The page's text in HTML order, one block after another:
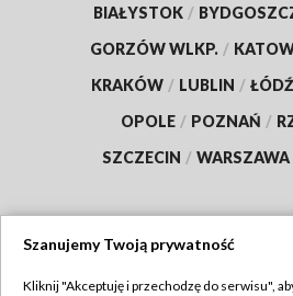
BIAŁYSTOK /
GORZÓW WLKP. /
KRAKÓW / LUBLIN / ŁÓDŹ
OPOLE / POZNAŃ /
SZCZECIN / WARSZAWA
Szanujemy Twoją prywatność
Kliknij "Akceptuję i przechodzę do serwisu",